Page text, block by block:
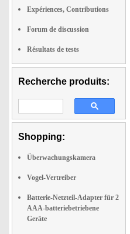
Expériences, Contributions
Forum de discussion
Résultats de tests
Recherche produits:
Shopping:
Überwachungskamera
Vogel-Vertreiber
Batterie-Netzteil-Adapter für 2
AAA-batteriebetriebene
Geräte